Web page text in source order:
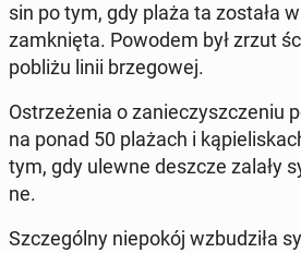
sin po tym, gdy plaża ta została
za­mknię­ta. Powodem był zrzut
pobliżu linii brze­go­wej.
Ostrze­że­nia o za­nie­czysz­cze­niu
na ponad 50 plażach i
tym, gdy ulewne deszcze zalały
ne.
Szcze­gól­ny nie­po­kój wzbu­dzi­ła